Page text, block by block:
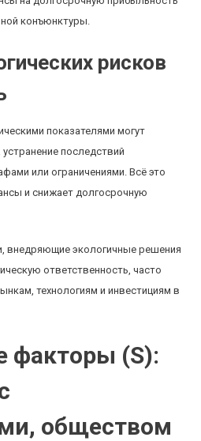
конъюнктуры.
рисков
показателями могут
последствий
или ограничениями. Всё это
и снижает долгосрочную
внедряющие экологичные решения
ответственность, часто
технологиям и инвестициям в
факторы (S):
обществом